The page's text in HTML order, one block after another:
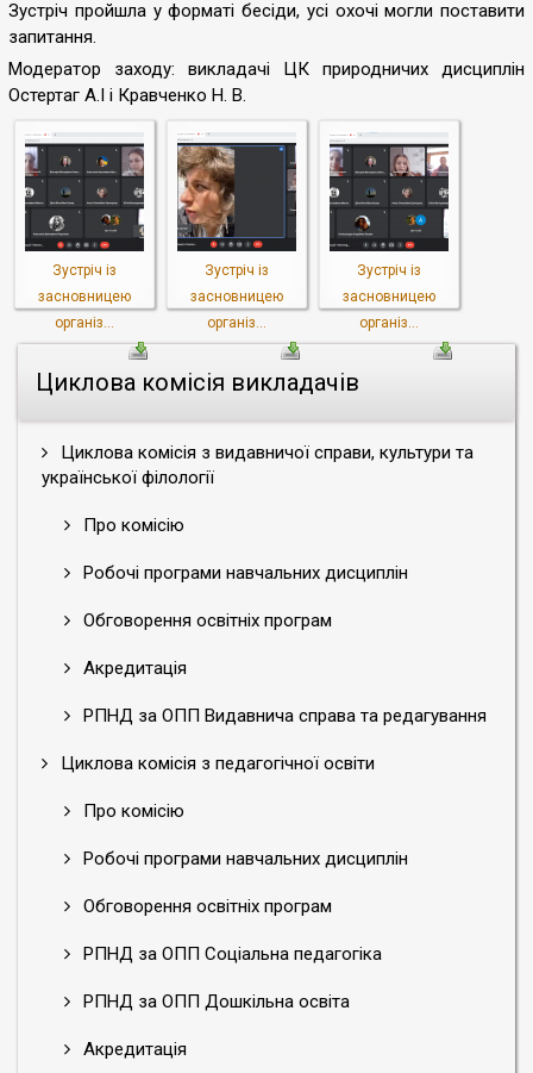
Циклова комісія викладачів
Циклова комісія з видавничої справи, культури та
української філології
Про комісію
Робочі програми навчальних дисциплін
Обговорення освітніх програм
Акредитація
РПНД за ОПП Видавнича справа та редагування
Циклова комісія з педагогічної освіти
Про комісію
Робочі програми навчальних дисциплін
Обговорення освітніх програм
РПНД за ОПП Соціальна педагогіка
РПНД за ОПП Дошкільна освіта
Акредитація
Зустріч пройшла у форматі бесіди, усі охочі могли поставити
запитання.
Модератор заходу: викладачі ЦК природничих дисциплін
Остертаг А.І і Кравченко Н. В.
Зустріч із
засновницею
організ...
Зустріч із
засновницею
організ...
Зустріч із
засновницею
організ...